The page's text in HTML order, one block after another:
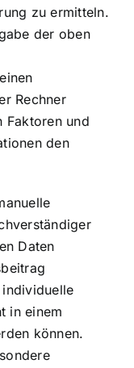
zu ermitteln.
der oben
Rechner
Faktoren und
den
Daten
in einem
können.